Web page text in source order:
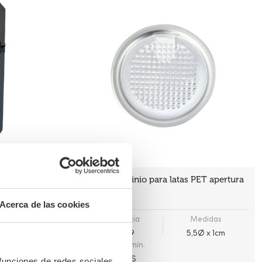
Acerca de las cookies
Tapa de aluminio para latas PET apertura
Referencia
TAP079
Medidas
5,5Ø x 1cm
Cantidad mín.
100 UDS